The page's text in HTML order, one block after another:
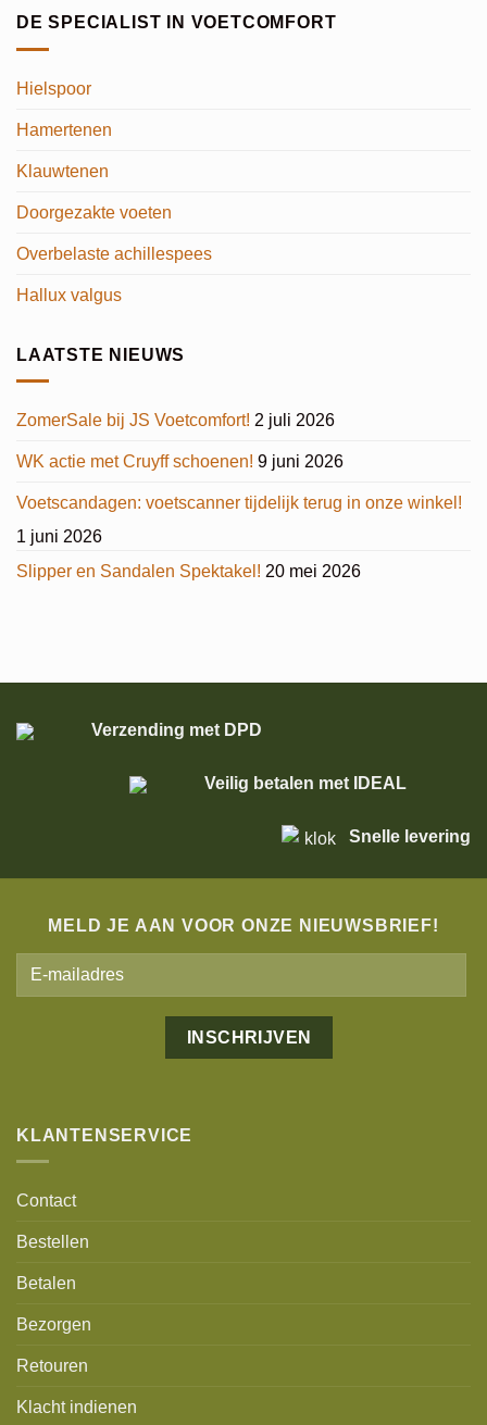
DE SPECIALIST IN VOETCOMFORT
Hielspoor
Hamertenen
Klauwtenen
Doorgezakte voeten
Overbelaste achillespees
Hallux valgus
LAATSTE NIEUWS
ZomerSale bij JS Voetcomfort! 2 juli 2026
WK actie met Cruyff schoenen! 9 juni 2026
Voetscandagen: voetscanner tijdelijk terug in onze winkel!
1 juni 2026
Slipper en Sandalen Spektakel! 20 mei 2026
Verzending met DPD
Veilig betalen met IDEAL
Snelle levering
MELD JE AAN VOOR ONZE NIEUWSBRIEF!
KLANTENSERVICE
Contact
Bestellen
Betalen
Bezorgen
Retouren
Klacht indienen